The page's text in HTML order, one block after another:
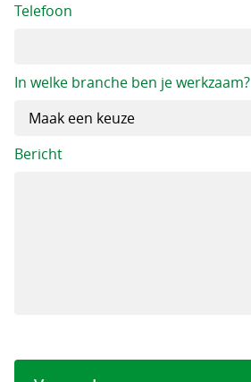
Telefoon
In welke branche ben je werkzaam?
Bericht